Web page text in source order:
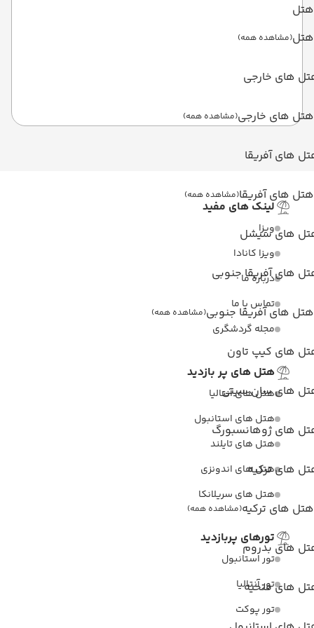
هتل
هتل(مشاهده همه)
های خارجی
هتل های خارجی(مشاهده همه)
های آفریقا
هتل های آفریقا(مشاهده همه)
های سیشل
های آفریقا جنوبی
هتل های آفریقا جنوبی(مشاهده همه)
های کیپ تاون
های سان سیتی
های ژوهانسبورگ
های ترکیه
هتل های ترکیه(مشاهده همه)
های بدروم
های فتحیه
لینک های مفید
ویزا
ویزا کانادا
درباره ما
تماس با ما
مجله گردشگری
هتل های پر بازدید
هتل های آنتالیا
هتل های استانبول
هتل های تایلند
هتل های اندونزی
هتل های سریلانکا
تورهای پربازدید
تور استانبول
تور آنتالیا
تور پوکت